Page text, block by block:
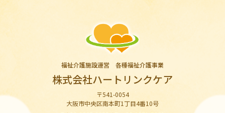
福祉介護施設運営 各種福祉介護事業
株式会社ハートリンクケア
〒541-0054
大阪市中央区南本町1丁目4番10号